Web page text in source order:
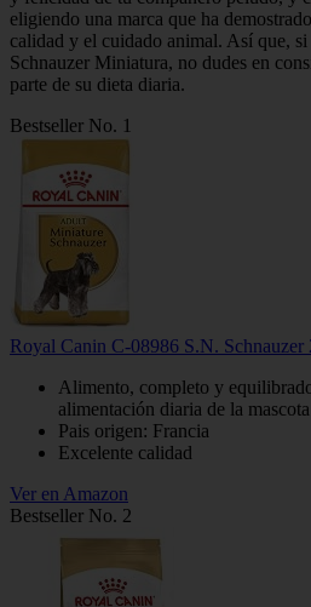
eligiendo una marca que ha
calidad y el cuidado animal. Así que,
Schnauzer Miniatura, no dudes en
parte de su dieta diaria.
Bestseller No. 1
Royal Canin C-08986 S.N.
Alimento, completo y
alimentación diaria de la mascota
Pais origen: Francia
Excelente calidad
Ver en Amazon
Bestseller No. 2